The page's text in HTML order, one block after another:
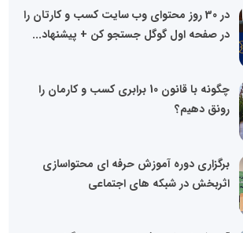
در 30 روز محتوای وب سایت کسب و کارتان را
در صفحه اول گوگل جستجو کن + پیشنهاد...
چگونه با قانون 10 برابری کسب و کارمان را
رونق دهیم؟
برگزاری دوره آموزش حرفه ای محتواسازی
اثربخش در شبکه های اجتماعی